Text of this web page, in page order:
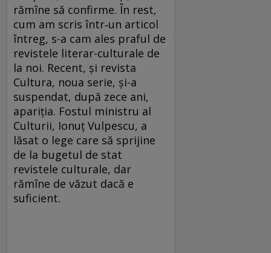
rămîne să confirme. În rest,
cum am scris în­tr‑un articol
întreg, s-a cam ales praful de
revistele literar-culturale de
la noi. Recent, şi revista
Cultura, noua serie, şi-a
suspendat, după zece ani,
apariţia. Fostul ministru al
Culturii, Ionuţ Vulpescu, a
lăsat o lege care să sprijine
de la bugetul de stat
revistele culturale, dar
rămîne de văzut dacă e
suficient.